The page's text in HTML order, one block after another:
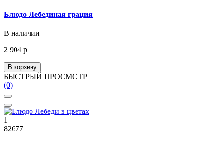
Блюдо Лебединая грация
В наличии
2 904 р
В корзину
БЫСТРЫЙ ПРОСМОТР
(0)
1
82677